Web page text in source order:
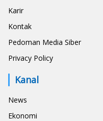
Karir
Kontak
Pedoman Media Siber
Privacy Policy
Kanal
News
Ekonomi